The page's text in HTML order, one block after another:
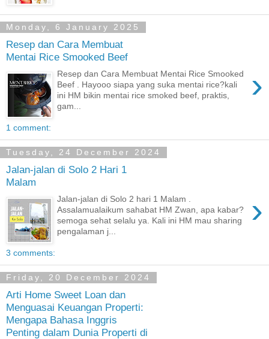
Monday, 6 January 2025
Resep dan Cara Membuat
Mentai Rice Smooked Beef
›
Resep dan Cara Membuat Mentai Rice Smooked
Beef . Hayooo siapa yang suka mentai rice?kali
ini HM bikin mentai rice smoked beef, praktis,
gam...
1 comment:
Tuesday, 24 December 2024
Jalan-jalan di Solo 2 Hari 1
Malam
›
Jalan-jalan di Solo 2 hari 1 Malam .
Assalamualaikum sahabat HM Zwan, apa kabar?
semoga sehat selalu ya. Kali ini HM mau sharing
pengalaman j...
3 comments:
Friday, 20 December 2024
Arti Home Sweet Loan dan
Menguasai Keuangan Properti:
Mengapa Bahasa Inggris
Penting dalam Dunia Properti di